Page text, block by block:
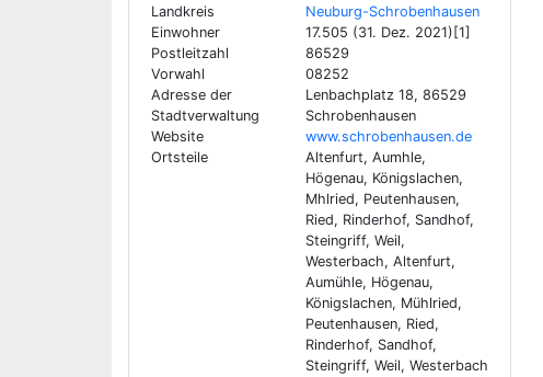
Landkreis
Neuburg-Schrobenhausen
Einwohner
17.505 (31. Dez. 2021)[1]
Postleitzahl
86529
Vorwahl
08252
Adresse der
Stadtverwaltung
Lenbachplatz 18, 86529
Schrobenhausen
Website
www.schrobenhausen.de
Ortsteile
Altenfurt, Aumhle,
Högenau, Königslachen,
Mhlried, Peutenhausen,
Ried, Rinderhof, Sandhof,
Steingriff, Weil,
Westerbach, Altenfurt,
Aumühle, Högenau,
Königslachen, Mühlried,
Peutenhausen, Ried,
Rinderhof, Sandhof,
Steingriff, Weil, Westerbach